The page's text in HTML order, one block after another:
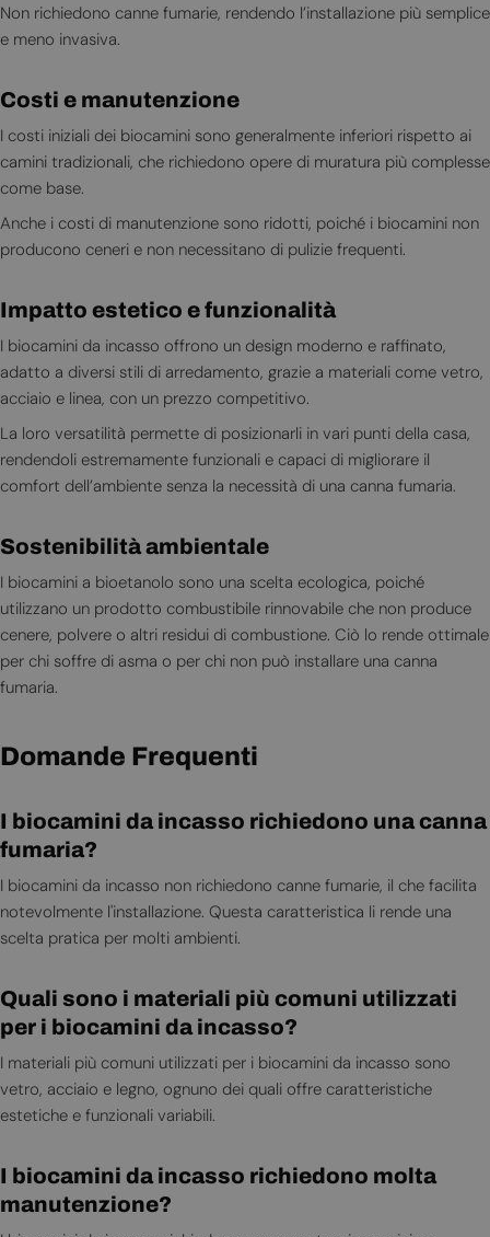
Non richiedono canne fumarie, rendendo l’installazione più semplice
e meno invasiva.
Costi e manutenzione
I costi iniziali dei biocamini sono generalmente inferiori rispetto ai
camini tradizionali, che richiedono opere di muratura più complesse
come base.
Anche i costi di manutenzione sono ridotti, poiché i biocamini non
producono ceneri e non necessitano di pulizie frequenti.
Impatto estetico e funzionalità
I biocamini da incasso offrono un design moderno e raffinato,
adatto a diversi stili di arredamento, grazie a materiali come vetro,
acciaio e linea, con un prezzo competitivo.
La loro versatilità permette di posizionarli in vari punti della casa,
rendendoli estremamente funzionali e capaci di migliorare il
comfort dell’ambiente senza la necessità di una canna fumaria.
Sostenibilità ambientale
I biocamini a bioetanolo sono una scelta ecologica, poiché
utilizzano un prodotto combustibile rinnovabile che non produce
cenere, polvere o altri residui di combustione. Ciò lo rende ottimale
per chi soffre di asma o per chi non può installare una canna
fumaria.
Domande Frequenti
I biocamini da incasso richiedono una canna
fumaria?
I biocamini da incasso non richiedono canne fumarie, il che facilita
notevolmente l'installazione. Questa caratteristica li rende una
scelta pratica per molti ambienti.
Quali sono i materiali più comuni utilizzati
per i biocamini da incasso?
I materiali più comuni utilizzati per i biocamini da incasso sono
vetro, acciaio e legno, ognuno dei quali offre caratteristiche
estetiche e funzionali variabili.
I biocamini da incasso richiedono molta
manutenzione?